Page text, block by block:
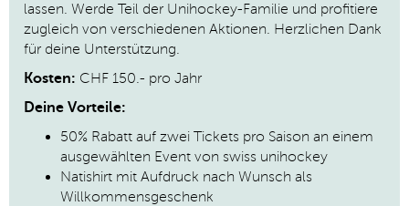
lassen. Werde Teil der Unihockey-Familie und profitiere
zugleich von verschiedenen Aktionen. Herzlichen Dank
für deine Unterstützung.
Kosten: CHF 150.- pro Jahr
Deine Vorteile:
50% Rabatt auf zwei Tickets pro Saison an einem
ausgewählten Event von swiss unihockey
Natishirt mit Aufdruck nach Wunsch als
Willkommensgeschenk